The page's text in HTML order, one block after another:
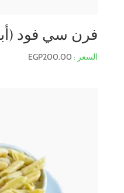
فرن سي فود
EGP200.00